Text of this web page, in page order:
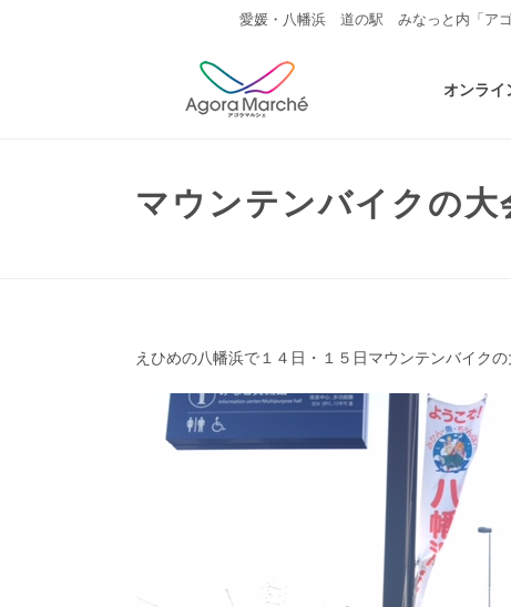
愛媛・八幡浜 道の駅 みなっと内「ア
オンライ
マウンテンバイクの大
えひめの八幡浜で１４日・１５日マウンテンバイクの